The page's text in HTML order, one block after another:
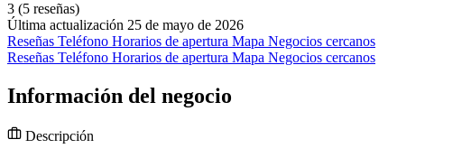
3 (5 reseñas)
Última actualización 25 de mayo de 2026
Reseñas Teléfono Horarios de apertura Mapa Negocios cercanos
Reseñas Teléfono Horarios de apertura Mapa Negocios cercanos
Información del negocio
Descripción